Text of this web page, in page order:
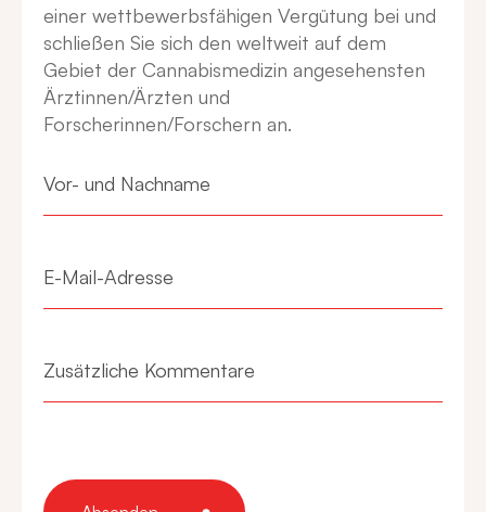
einer wettbewerbsfähigen Vergütung bei und
schließen Sie sich den weltweit auf dem
Gebiet der Cannabismedizin angesehensten
Ärztinnen/Ärzten und
Forscherinnen/Forschern an.